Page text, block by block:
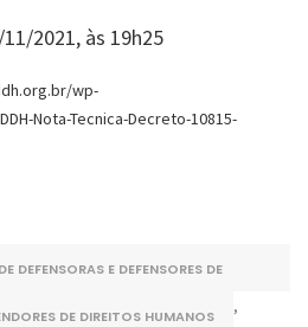
2021, às 19h25
wp-
Nota-Tecnica-Decreto-10815-
DEFENSORAS E DEFENSORES DE
DE DIREITOS HUMANOS ,